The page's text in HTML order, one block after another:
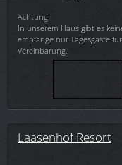
Achtung:
In unserem Haus gibt es
empfange nur Tagesgäste für
Vereinbarung.
Laasenhof Resort